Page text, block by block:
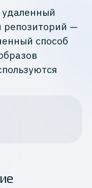
репозиторий —
способ